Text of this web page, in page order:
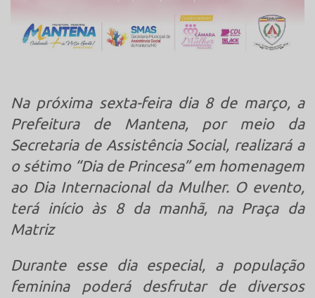
Na próxima sexta-feira dia 8 de março, a
Prefeitura de Mantena, por meio da
Secretaria de Assistência Social, realizará a
o sétimo “Dia de Princesa” em homenagem
ao Dia Internacional da Mulher. O evento,
terá início às 8 da manhã, na Praça da
Matriz
Durante esse dia especial, a população
feminina poderá desfrutar de diversos